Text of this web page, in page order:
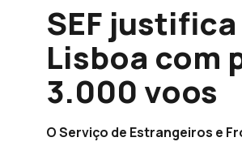
SEF
Lisboa com
3.000 voos
O Serviço de Estrangeiros e